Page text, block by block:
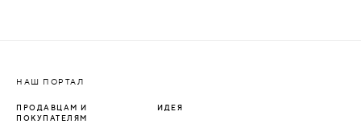
НАШ ПОРТАЛ
ПРОДАВЦАМ И
ПОКУПАТЕЛЯМ
ИДЕЯ